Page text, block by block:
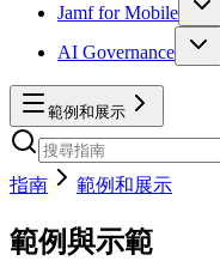
Jamf for Mobile
AI Governance
範例和展示
指南 範例和展示
範例與示範